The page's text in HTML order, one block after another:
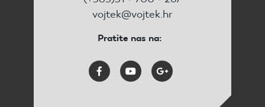
vojtek@vojtek.hr
Pratite nas na: